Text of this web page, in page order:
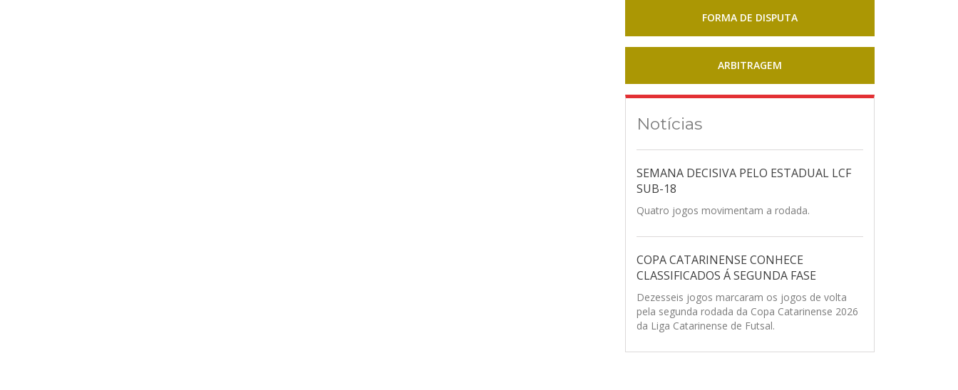
FORMA DE DISPUTA
ARBITRAGEM
Notícias
SEMANA DECISIVA PELO ESTADUAL LCF
SUB-18
Quatro jogos movimentam a rodada.
COPA CATARINENSE CONHECE
CLASSIFICADOS Á SEGUNDA FASE
Dezesseis jogos marcaram os jogos de volta
pela segunda rodada da Copa Catarinense 2026
da Liga Catarinense de Futsal.